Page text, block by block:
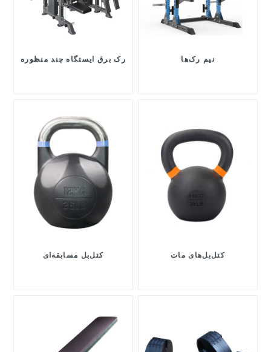
رک برق ایستگاه چند منظوره نیم رک‌ها
کتل‌بل مسابقه‌ای کتل‌بل‌های مات